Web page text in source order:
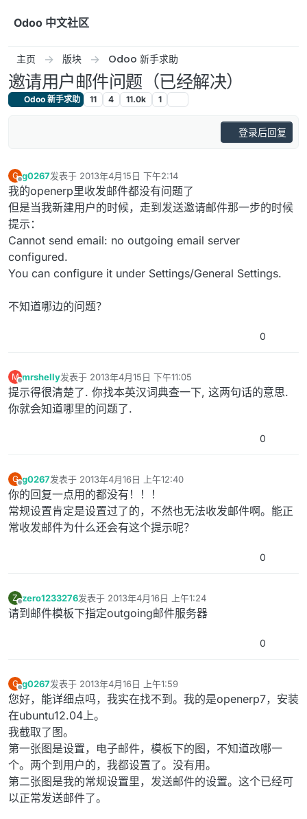
Odoo 中文社区
主页 版块 Odoo 新手求助
邀请用户邮件问题（已经解决）
Odoo 新手求助 11 4 11.0k 1
登录后回复
G
离线
g0267发表于 2013年4月15日 下午2:14
最后由 编辑
我的openerp里收发邮件都没有问题了
但是当我新建用户的时候，走到发送邀请邮件那一步的时候
提示：
Cannot send email: no outgoing email server
configured.
You can configure it under Settings/General Settings.
不知道哪边的问题？
0
M
离线
mrshelly发表于 2013年4月15日 下午11:05
最后由 编辑
提示得很清楚了. 你找本英汉词典查一下, 这两句话的意思.
你就会知道哪里的问题了.
0
G
离线
g0267发表于 2013年4月16日 上午12:40
最后由 编辑
你的回复一点用的都没有！！！
常规设置肯定是设置过了的，不然也无法收发邮件啊。能正
常收发邮件为什么还会有这个提示呢？
0
Z
离线
zero1233276发表于 2013年4月16日 上午1:24
最后由 编辑
请到邮件模板下指定outgoing邮件服务器
0
G
离线
g0267发表于 2013年4月16日 上午1:59
最后由 编辑
您好，能详细点吗，我实在找不到。我的是openerp7，安装
在ubuntu12.04上。
我截取了图。
第一张图是设置，电子邮件，模板下的图，不知道改哪一
个。两个到用户的，我都设置了。没有用。
第二张图是我的常规设置里，发送邮件的设置。这个已经可
以正常发送邮件了。